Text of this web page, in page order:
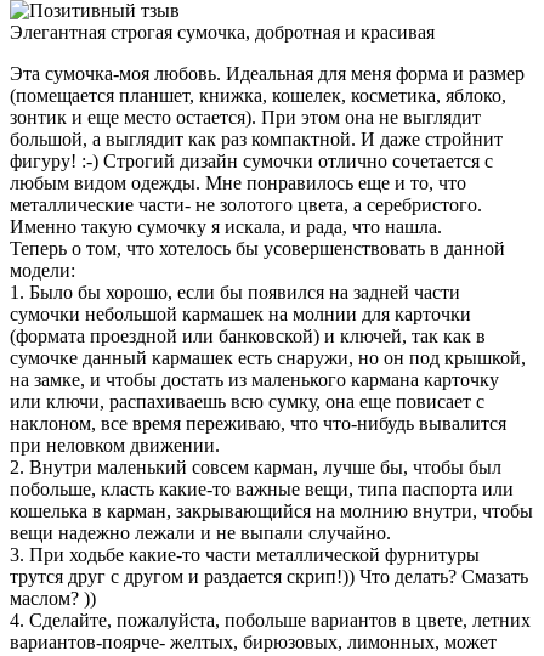
Элегантная строгая сумочка, добротная и красивая
Эта сумочка-моя любовь. Идеальная для меня форма и размер
(помещается планшет, книжка, кошелек, косметика, яблоко,
зонтик и еще место остается). При этом она не выглядит
большой, а выглядит как раз компактной. И даже стройнит
фигуру! :-) Строгий дизайн сумочки отлично сочетается с
любым видом одежды. Мне понравилось еще и то, что
металлические части- не золотого цвета, а серебристого.
Именно такую сумочку я искала, и рада, что нашла.
Теперь о том, что хотелось бы усовершенствовать в данной
модели:
1. Было бы хорошо, если бы появился на задней части
сумочки небольшой кармашек на молнии для карточки
(формата проездной или банковской) и ключей, так как в
сумочке данный кармашек есть снаружи, но он под крышкой,
на замке, и чтобы достать из маленького кармана карточку
или ключи, распахиваешь всю сумку, она еще повисает с
наклоном, все время переживаю, что что-нибудь вывалится
при неловком движении.
2. Внутри маленький совсем карман, лучше бы, чтобы был
побольше, класть какие-то важные вещи, типа паспорта или
кошелька в карман, закрывающийся на молнию внутри, чтобы
вещи надежно лежали и не выпали случайно.
3. При ходьбе какие-то части металлической фурнитуры
трутся друг с другом и раздается скрип!)) Что делать? Cмазать
маслом? ))
4. Сделайте, пожалуйста, побольше вариантов в цвете, летних
вариантов-поярче- желтых, бирюзовых, лимонных, может